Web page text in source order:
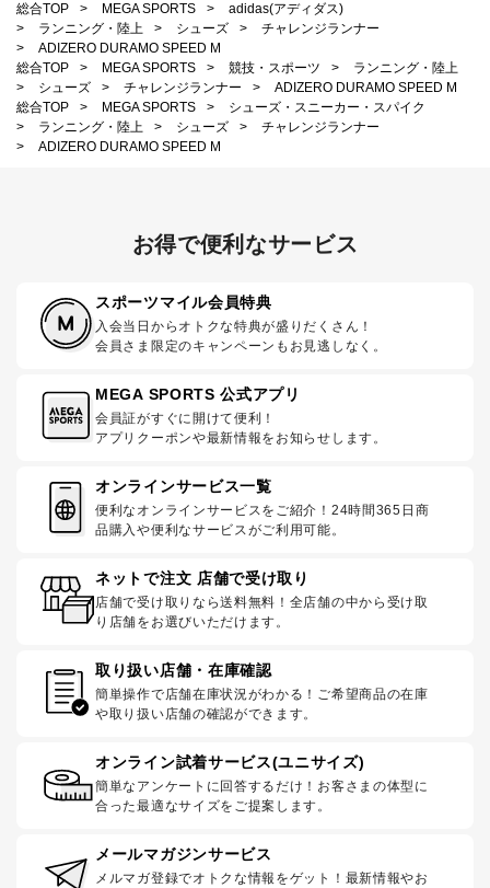
総合TOP > MEGA SPORTS >
adidas(アディダス)
>
ランニング・陸上 > シューズ >
チャレンジランナー
>
ADIZERO DURAMO SPEED M
総合TOP
> MEGA SPORTS > 競技・スポーツ >
ランニング・陸上
>
シューズ > チャレンジランナー >
ADIZERO DURAMO SPEED M
総合TOP
> MEGA SPORTS >
シューズ・スニーカー・スパイク
>
ランニング・陸上 > シューズ >
チャレンジランナー
>
ADIZERO DURAMO SPEED M
お得で便利なサービス
スポーツマイル会員特典
入会当日からオトクな特典が盛りだくさん！
会員さま限定のキャンペーンもお見逃しなく。
MEGA SPORTS 公式アプリ
会員証がすぐに開けて便利！
アプリクーポンや最新情報をお知らせします。
オンラインサービス一覧
便利なオンラインサービスをご紹介！24時間365日商
品購入や便利なサービスがご利用可能。
ネットで注文 店舗で受け取り
店舗で受け取りなら送料無料！全店舗の中から受け取
り店舗をお選びいただけます。
取り扱い店舗・在庫確認
簡単操作で店舗在庫状況がわかる！ご希望商品の在庫
や取り扱い店舗の確認ができます。
オンライン試着サービス(ユニサイズ)
簡単なアンケートに回答するだけ！お客さまの体型に
合った最適なサイズをご提案します。
メールマガジンサービス
メルマガ登録でオトクな情報をゲット！最新情報やお